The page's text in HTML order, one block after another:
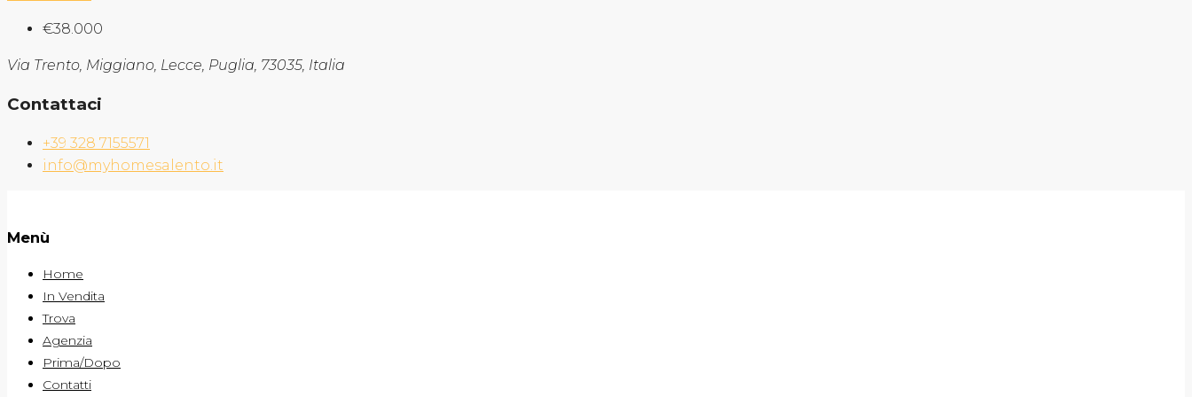
€38.000
Via Trento, Miggiano, Lecce, Puglia, 73035, Italia
Contattaci
+39 328 7155571
info@myhomesalento.it
Menù
Home
In Vendita
Trova
Agenzia
Prima/Dopo
Contatti